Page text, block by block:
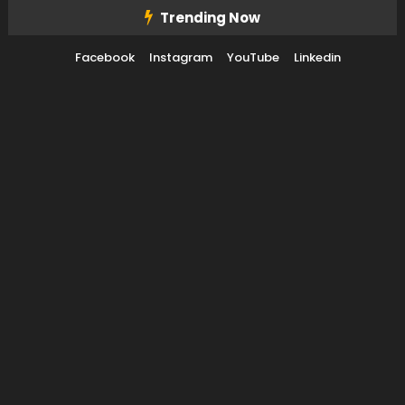
Trending Now
Facebook Instagram YouTube Linkedin